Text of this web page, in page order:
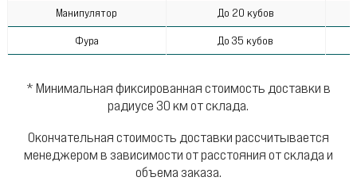
Манипулятор До 20 кубов
Фура До 35 кубов
* Минимальная фиксированная стоимость доставки в
радиусе 30 км от склада.
Окончательная стоимость доставки рассчитывается
менеджером в зависимости от расстояния от склада и
объема заказа.